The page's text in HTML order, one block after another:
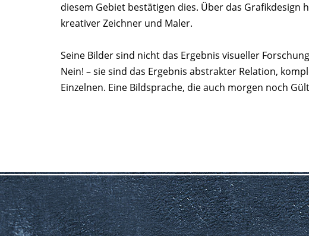
diesem Gebiet bestätigen dies. Über das Grafikdesign
kreativer Zeichner und Maler.
Seine Bilder sind nicht das Ergebnis visueller
Nein! – sie sind das Ergebnis abstrakter Relation,
Einzelnen. Eine Bildsprache, die auch morgen noch